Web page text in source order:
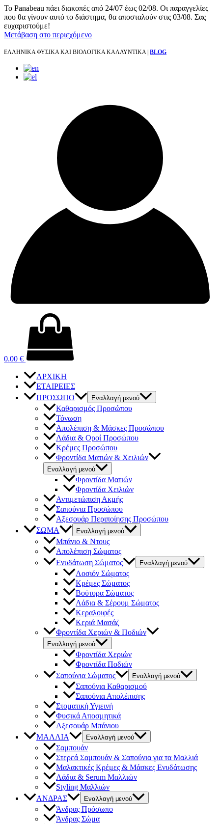
Το Panabeau πάει διακοπές από 24/07 έως 02/08. Οι παραγγελίες
που θα γίνουν αυτό το διάστημα, θα αποσταλούν στις 03/08. Σας
ευχαριστούμε!
Μετάβαση στο περιεχόμενο
ΕΛΛΗΝΙΚΑ ΦΥΣΙΚΑ ΚΑΙ ΒΙΟΛΟΓΙΚΑ ΚΑΛΛΥΝΤΙΚΑ | BLOG
0.00 €
ΑΡΧΙΚΗ
ΕΤΑΙΡΕΙΕΣ
ΠΡΟΣΩΠΟ
Εναλλαγή μενού
Καθαρισμός Προσώπου
Τόνωση
Απολέπιση & Μάσκες Προσώπου
Λάδια & Οροί Προσώπου
Κρέμες Προσώπου
Φροντίδα Ματιών & Χειλιών
Εναλλαγή μενού
Φροντίδα Ματιών
Φροντίδα Χειλιών
Αντιμετώπιση Ακμής
Σαπούνια Προσώπου
Αξεσουάρ Περιποίησης Προσώπου
ΣΩΜΑ
Εναλλαγή μενού
Μπάνιο & Ντους
Απολέπιση Σώματος
Ενυδάτωση Σώματος
Εναλλαγή μενού
Λοσιόν Σώματος
Κρέμες Σώματος
Βούτυρα Σώματος
Λάδια & Σέρουμ Σώματος
Κεραλοιφές
Κεριά Μασάζ
Φροντίδα Χεριών & Ποδιών
Εναλλαγή μενού
Φροντίδα Χεριών
Φροντίδα Ποδιών
Σαπούνια Σώματος
Εναλλαγή μενού
Σαπούνια Καθαρισμού
Σαπούνια Απολέπισης
Στοματική Υγιεινή
Φυσικά Αποσμητικά
Αξεσουάρ Μπάνιου
ΜΑΛΛΙΑ
Εναλλαγή μενού
Σαμπουάν
Στερεά Σαμπουάν & Σαπούνια για τα Μαλλιά
Μαλακτικές Κρέμες & Μάσκες Ενυδάτωσης
Λάδια & Serum Μαλλιών
Styling Μαλλιών
ΑΝΔΡΑΣ
Εναλλαγή μενού
Άνδρας Πρόσωπο
Άνδρας Σώμα